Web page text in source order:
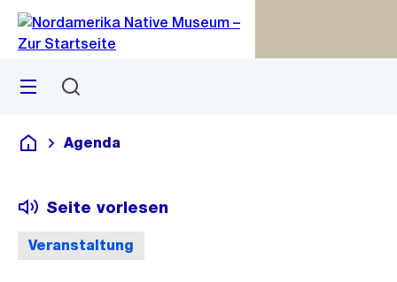
Navigation
Sprunglink
Menü
Deutsch
Agenda
Veranstaltung
Seite vorlesen